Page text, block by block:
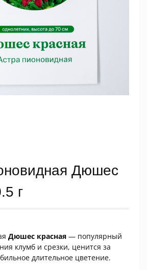
Дюшес
г
Дюшес красная — популярный
клумб и срезки, ценится за
длительное цветение.